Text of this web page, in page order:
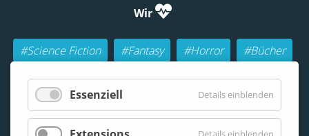
Wir
#Science Fiction #Fantasy #Horror
#Bücher
#Autoren
#Buch-Geeks
#Rollenspiele (RPGs)
Essenziell Details einblenden